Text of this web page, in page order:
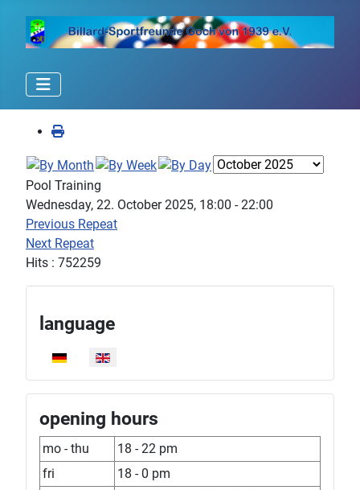
Pool Training
Wednesday, 22. October 2025, 18:00 - 22:00
Previous Repeat
Next Repeat
Hits : 752259
Select your language
language
opening hours
mo - thu
18 - 22 pm
fri
18 - 0 pm